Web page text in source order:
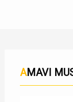
AMAVI